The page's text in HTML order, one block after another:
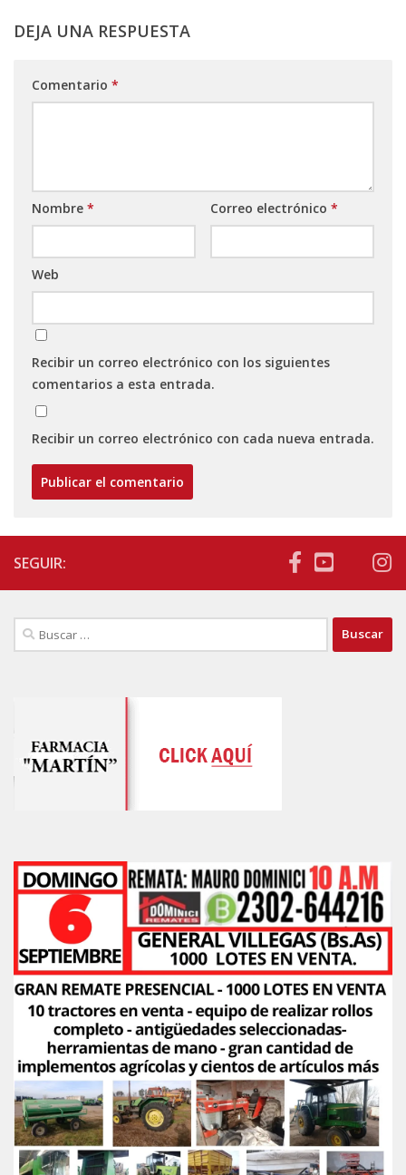
DEJA UNA RESPUESTA
Comentario *
Nombre * Correo electrónico *
Web
Recibir un correo electrónico con los siguientes
comentarios a esta entrada.
Recibir un correo electrónico con cada nueva entrada.
SEGUIR:
Buscar: